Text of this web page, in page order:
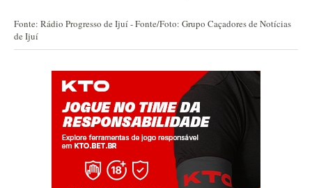
Fonte: Rádio Progresso de Ijuí - Fonte/Foto: Grupo Caçadores de Notícias
de Ijuí